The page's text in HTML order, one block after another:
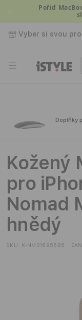
Přejít kPořiď
Vyber si svou
Doplňky
Kožený
pro
Nomad
hnědý
SKU: K-NM01695585